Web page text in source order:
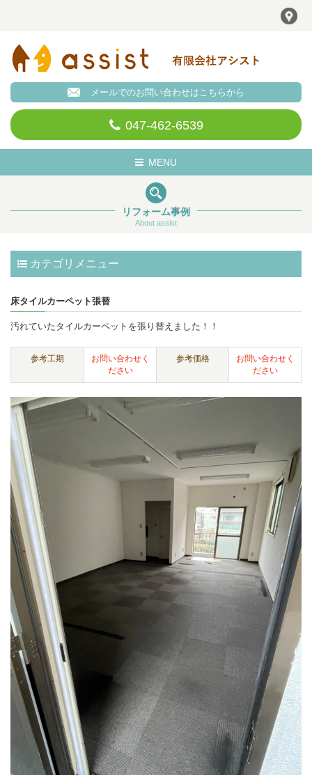
メールでのお問い合わせはこちらから
047-462-6539
Toggle
navigation
MENU
リフォーム事例
About assist
カテゴリメニュー
床タイルカーペット張替
汚れていたタイルカーペットを張り替えました！！
参考工期
お問い合わせく
ださい
参考価格
お問い合わせく
ださい